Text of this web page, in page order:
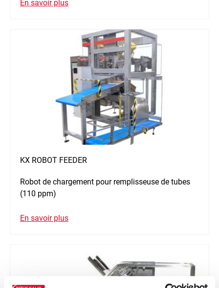
En savoir plus
KX ROBOT FEEDER
Robot de chargement pour remplisseuse de tubes
(110 ppm)
En savoir plus